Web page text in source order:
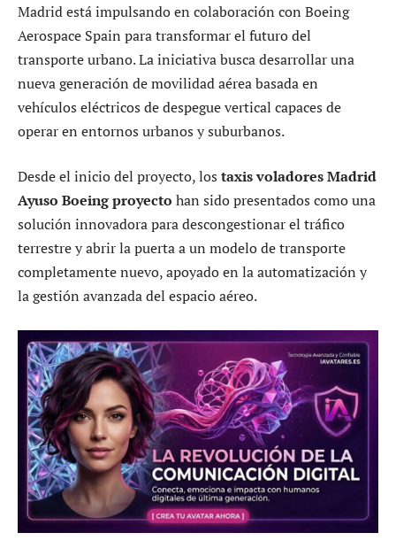
Madrid está impulsando en colaboración con Boeing
Aerospace Spain para transformar el futuro del
transporte urbano. La iniciativa busca desarrollar una
nueva generación de movilidad aérea basada en
vehículos eléctricos de despegue vertical capaces de
operar en entornos urbanos y suburbanos.
Desde el inicio del proyecto, los taxis voladores Madrid
Ayuso Boeing proyecto han sido presentados como una
solución innovadora para descongestionar el tráfico
terrestre y abrir la puerta a un modelo de transporte
completamente nuevo, apoyado en la automatización y
la gestión avanzada del espacio aéreo.